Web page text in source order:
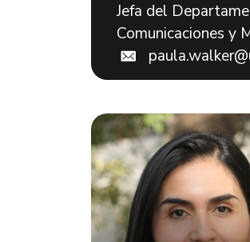
Jefa del
Comunicaciones y